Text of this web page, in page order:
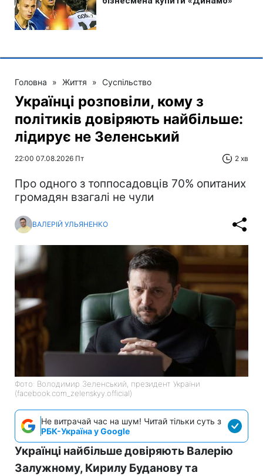
Головна » Життя » Суспільство
Українці розповіли, кому з
політиків довіряють найбільше:
лідирує не Зеленський
22:00 07.08.2026 Пт 2 хв
Про одного з топпосадовців 70% опитаних
громадян взагалі не чули
ВАЛЕРІЙ УЛЬЯНЕНКО
Фото: Володимир Зеленський, президент України
(facebook.com_zelenskyy.official)
Не витрачай час на шум! Читай тільки суть з
РБК-Україна у Google
Українці найбільше довіряють Валерію
Залужному, Кирилу Буданову та